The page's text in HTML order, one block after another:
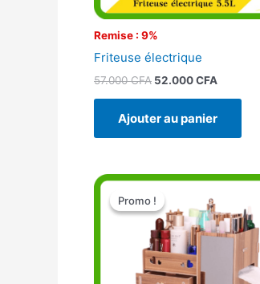
Remise : 9%
Friteuse électrique
57.000CFA 52.000CFA
Ajouter au panier
Promo !
Promo !
Le
initial
était :
9.950 CFA.
Le
actuel
est :
7.000 CFA.